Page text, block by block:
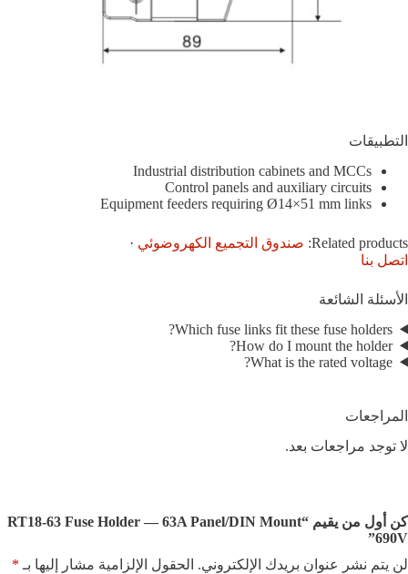
التطبيقات
Industrial distribution cabinets and MCCs
Control panels and auxiliary circuits
Equipment feeders requiring Ø14×51 mm links
Related products: صندوق التجميع الكهروضوئي ·
اتصل بنا
الأسئلة الشائعة
Which fuse links fit these fuse holders?
How do I mount the holder?
What is the rated voltage?
المراجعات
لا توجد مراجعات بعد.
كن أول من يقيم “RT18-63 Fuse Holder — 63A Panel/DIN Mount
690V”
لن يتم نشر عنوان بريدك الإلكتروني. الحقول الإلزامية مشار إليها بـ *